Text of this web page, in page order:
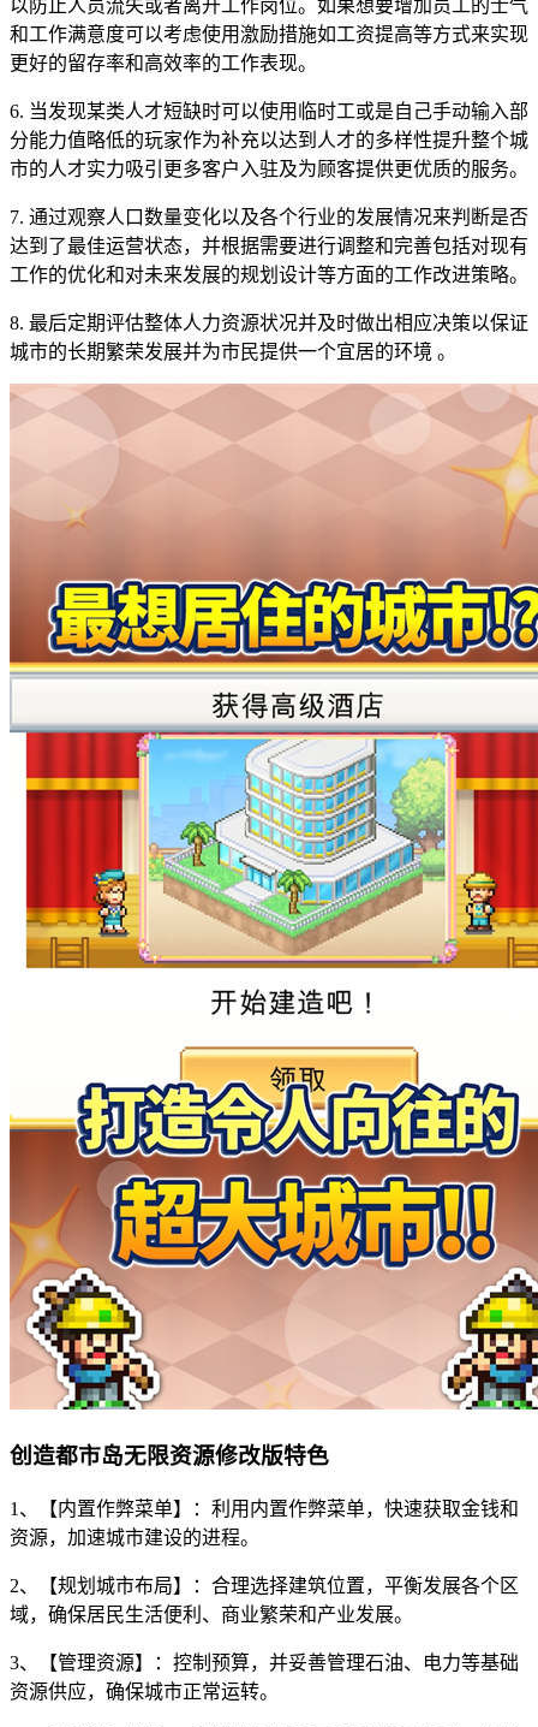
以防止人员流失或者离开工作岗位。如果想要增加员工的士气
和工作满意度可以考虑使用激励措施如工资提高等方式来实现
更好的留存率和高效率的工作表现。
6. 当发现某类人才短缺时可以使用临时工或是自己手动输入部
分能力值略低的玩家作为补充以达到人才的多样性提升整个城
市的人才实力吸引更多客户入驻及为顾客提供更优质的服务。
7. 通过观察人口数量变化以及各个行业的发展情况来判断是否
达到了最佳运营状态，并根据需要进行调整和完善包括对现有
工作的优化和对未来发展的规划设计等方面的工作改进策略。
8. 最后定期评估整体人力资源状况并及时做出相应决策以保证
城市的长期繁荣发展并为市民提供一个宜居的环境 。
创造都市岛无限资源修改版特色
1、【内置作弊菜单】：利用内置作弊菜单，快速获取金钱和
资源，加速城市建设的进程。
2、【规划城市布局】：合理选择建筑位置，平衡发展各个区
域，确保居民生活便利、商业繁荣和产业发展。
3、【管理资源】：控制预算，并妥善管理石油、电力等基础
资源供应，确保城市正常运转。